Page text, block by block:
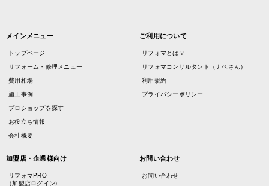
メインメニュー
トップページ
リフォーム・修理メニュー
費用相場
施工事例
プロショップを探す
お役立ち情報
会社概要
ご利用について
リフォマとは？
リフォマコンサルタント（ナベさん）
利用規約
プライバシーポリシー
加盟店・企業様向け
リフォマPRO
（加盟店ログイン)
お問い合わせ
お問い合わせ